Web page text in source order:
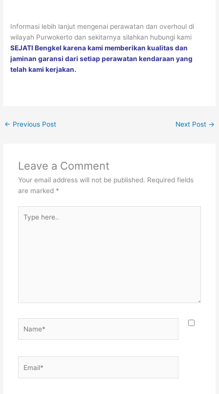
Informasi lebih lanjut mengenai perawatan dan overhoul di
wilayah Purwokerto dan sekitarnya silahkan hubungi kami
SEJATI Bengkel karena kami memberikan kualitas dan
jaminan garansi dari setiap perawatan kendaraan yang
telah kami kerjakan.
← Previous Post Next Post →
Leave a Comment
Your email address will not be published. Required fields
are marked *
here..